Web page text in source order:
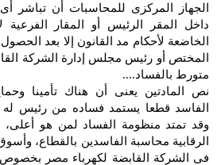
الجهاز المركزى للمحاسبات أن تباشر
داخل المقر الرئيس أو المقار
الخاضعة لأحكام مد القانون إلا بعد
المختص أو رئيس مجلس إدارة الشركة
متورط بالفساد....
نص المادتين يعنى أن هناك تأمينا
الفاسد قطعا يستمد فساده من رئيس له
وقد تمتد منظومة الفساد لمن هو أعلى،
الرقابية محاسبة الفاسدين بالقطاع،
فى الشركة القابضة لكهرباء مصر